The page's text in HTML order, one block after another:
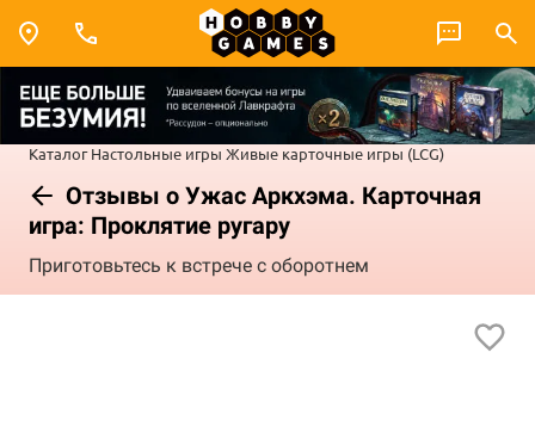
Каталог Настольные игры Живые карточные игры (LCG)
Отзывы о Ужас Аркхэма. Карточная
игра: Проклятие ругару
Приготовьтесь к встрече с оборотнем